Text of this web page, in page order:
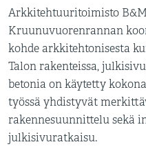
Arkkitehtuuritoimisto
Kruunuvuorenrannan
kohde arkkitehtonisesta
Talon rakenteissa,
betonia on käytetty
työssä yhdistyvät
rakennesuunnittelu sekä
julkisivuratkaisu.